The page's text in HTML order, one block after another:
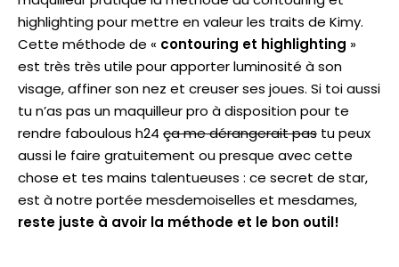
highlighting pour mettre en valeur les traits de Kimy.
Cette méthode de « contouring et highlighting »
est très très utile pour apporter luminosité à son
visage, affiner son nez et creuser ses joues. Si toi aussi
tu n’as pas un maquilleur pro à disposition pour te
rendre faboulous h24 ça me dérangerait pas tu peux
aussi le faire gratuitement ou presque avec cette
chose et tes mains talentueuses : ce secret de star,
est à notre portée mesdemoiselles et mesdames,
reste juste à avoir la méthode et le bon outil!